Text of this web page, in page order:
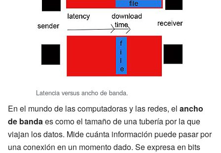
Latencia versus ancho de banda.
En el mundo de las computadoras y las redes, el ancho
de banda es como el tamaño de una tubería por la que
viajan los datos. Mide cuánta información puede pasar por
una conexión en un momento dado. Se expresa en bits